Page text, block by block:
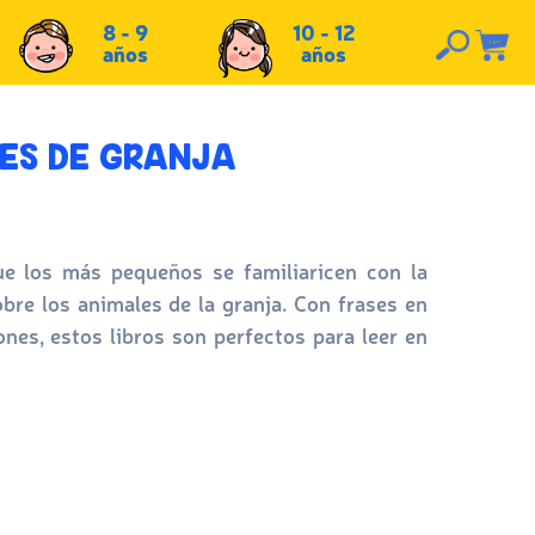
8 - 9
años
10 - 12
años
DE GRANJA
los más pequeños se familiaricen con la
los animales de la granja. Con frases en
estos libros son perfectos para leer en